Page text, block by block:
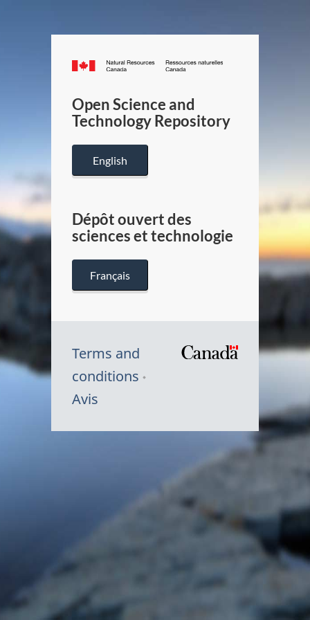
Canada.ca
/
Canada
Open Science and
Technology Repository
English
Dépôt ouvert des
sciences et technologie
Français
Terms and
conditions
Avis
du